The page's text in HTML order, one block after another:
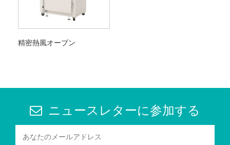
精密熱風オーブン
ニュースレターに参加する